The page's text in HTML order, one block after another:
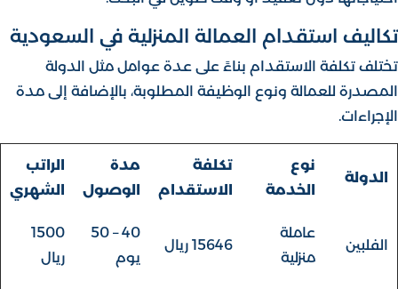
تكاليف استقدام العمالة المنزلية في السعودية
تختلف تكلفة الاستقدام بناءً على عدة عوامل مثل الدولة
المصدرة للعمالة ونوع الوظيفة المطلوبة، بالإضافة إلى مدة
الإجراءات.
الدولة
نوع
الخدمة
تكلفة
الاستقدام
مدة
الوصول
الراتب
الشهري
الفلبين
عاملة
منزلية
15646 ريال
40 – 50
يوم
1500
ريال